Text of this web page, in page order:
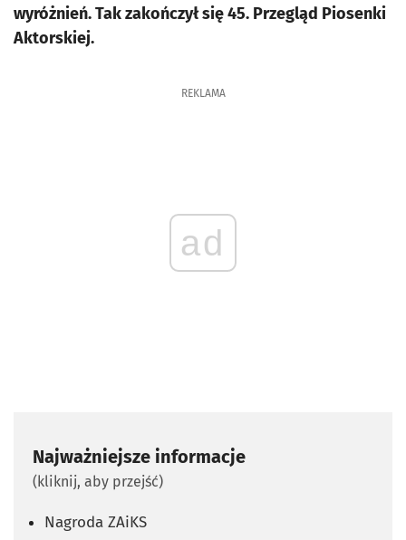
wyróżnień. Tak zakończył się 45. Przegląd Piosenki
Aktorskiej.
REKLAMA
ad
Najważniejsze informacje
(kliknij, aby przejść)
Nagroda ZAiKS